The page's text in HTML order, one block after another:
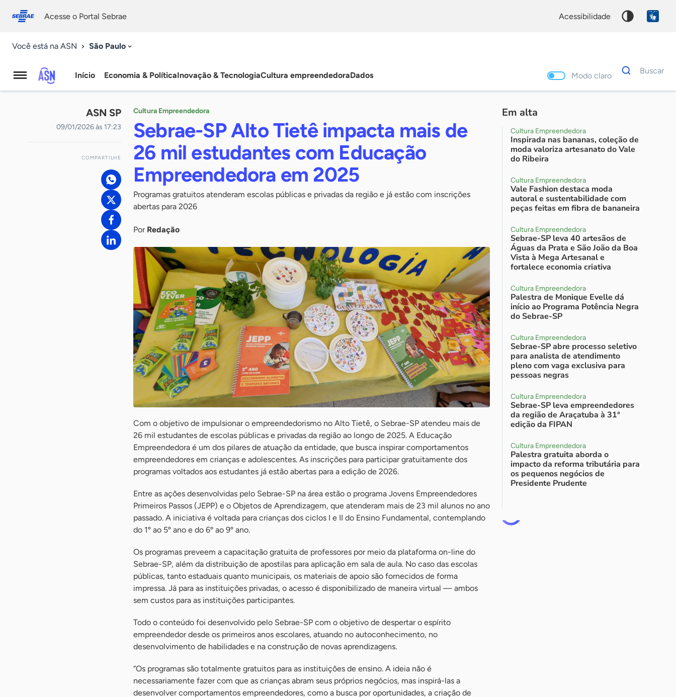
conosco
Acesse o Portal Sebrae acessibilidade
Você está na ASN São Paulo
Agência
Sebrae
Notícias
Início Economia & PolíticaInovação & TecnologiaCultura empreendedoraDados Modo claro
Dados
para
Buscar
ASN SP
09/01/2026 às 17:23
COMPARTILHE
Cultura Empreendedora
Sebrae-SP Alto Tietê impacta mais de
26 mil estudantes com Educação
Empreendedora em 2025
Programas gratuitos atenderam escolas públicas e privadas da região e já estão com inscrições
abertas para 2026
Por Redação
Com o objetivo de impulsionar o empreendedorismo no Alto Tietê, o Sebrae-SP atendeu mais de
26 mil estudantes de escolas públicas e privadas da região ao longo de 2025. A Educação
Empreendedora é um dos pilares de atuação da entidade, que busca inspirar comportamentos
empreendedores em crianças e adolescentes. As inscrições para participar gratuitamente dos
programas voltados aos estudantes já estão abertas para a edição de 2026.
Entre as ações desenvolvidas pelo Sebrae-SP na área estão o programa Jovens Empreendedores
Primeiros Passos (JEPP) e o Objetos de Aprendizagem, que atenderam mais de 23 mil alunos no ano
passado. A iniciativa é voltada para crianças dos ciclos I e II do Ensino Fundamental, contemplando
do 1º ao 5º ano e do 6º ao 9º ano.
Os programas preveem a capacitação gratuita de professores por meio da plataforma on-line do
Sebrae-SP, além da distribuição de apostilas para aplicação em sala de aula. No caso das escolas
públicas, tanto estaduais quanto municipais, os materiais de apoio são fornecidos de forma
impressa. Já para as instituições privadas, o acesso é disponibilizado de maneira virtual — ambos
sem custos para as instituições participantes.
Todo o conteúdo foi desenvolvido pelo Sebrae-SP com o objetivo de despertar o espírito
empreendedor desde os primeiros anos escolares, atuando no autoconhecimento, no
desenvolvimento de habilidades e na construção de novas aprendizagens.
“Os programas são totalmente gratuitos para as instituições de ensino. A ideia não é
necessariamente fazer com que as crianças abram seus próprios negócios, mas inspirá-las a
desenvolver comportamentos empreendedores, como a busca por oportunidades, a criação de
Em alta
Cultura Empreendedora
Inspirada nas bananas, coleção de
moda valoriza artesanato do Vale
do Ribeira
Cultura Empreendedora
Vale Fashion destaca moda
autoral e sustentabilidade com
peças feitas em fibra de bananeira
Cultura Empreendedora
Sebrae-SP leva 40 artesãos de
Águas da Prata e São João da Boa
Vista à Mega Artesanal e
fortalece economia criativa
Cultura Empreendedora
Palestra de Monique Evelle dá
início ao Programa Potência Negra
do Sebrae-SP
Cultura Empreendedora
Sebrae-SP abre processo seletivo
para analista de atendimento
pleno com vaga exclusiva para
pessoas negras
Cultura Empreendedora
Sebrae-SP leva empreendedores
da região de Araçatuba à 31ª
edição da FIPAN
Cultura Empreendedora
Palestra gratuita aborda o
impacto da reforma tributária para
os pequenos negócios de
Presidente Prudente